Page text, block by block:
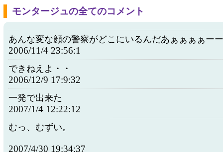
モンタージュの全てのコメント
あんな変な顔の警察がどこにいるんだあぁぁぁぁー
2006/11/4 23:56:1
できねえよ・・
2006/12/9 17:9:32
一発で出来た
2007/1/4 12:22:12
むっ、むずい。
2007/4/30 19:34:37